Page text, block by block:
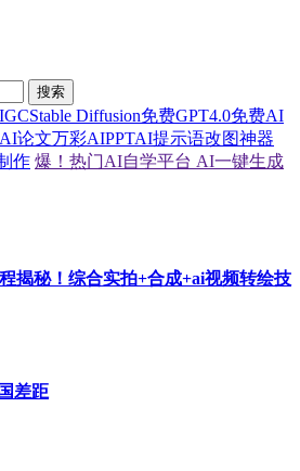
搜索
Stable Diffusion免费GPT4.0免费AI
AI论文万彩AIPPTAI提示语改图神器
作 爆！热门AI自学平台 AI一键生成
揭秘！综合实拍+合成+ai视频转绘技
差距